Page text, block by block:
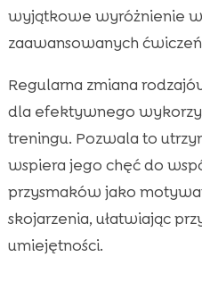
wyjątkowe wyróżnienie
zaawansowanych
Regularna zmiana
dla efektywnego
treningu. Pozwala to
wspiera jego chęć do
przysmaków jako
skojarzenia, ułatwiając
umiejętności.